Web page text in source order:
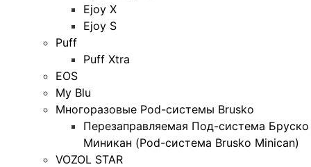
Ejoy X
Ejoy S
Puff
Puff Xtra
EOS
My Blu
Многоразовые Pod-системы Brusko
Перезаправляемая Под-система Бруско
Миникан (Pod-система Brusko Minican)
VOZOL STAR